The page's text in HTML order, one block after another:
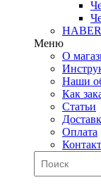
Меню
О
Наши
Как
Статьи
Оплата